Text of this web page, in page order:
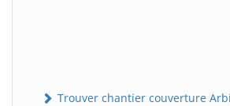
Trouver chantier couverture